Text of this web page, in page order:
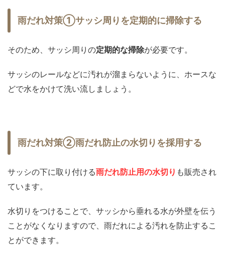
雨だれ対策①サッシ周りを定期的に掃除する
そのため、サッシ周りの定期的な掃除が必要です。
サッシのレールなどに汚れが溜まらないように、ホースな
どで水をかけて洗い流しましょう。
雨だれ対策②雨だれ防止の水切りを採用する
サッシの下に取り付ける雨だれ防止用の水切り も販売され
ています。
水切りをつけることで、サッシから垂れる水が外壁を伝う
ことがなくなりますので、雨だれによる汚れを防止するこ
とができます。